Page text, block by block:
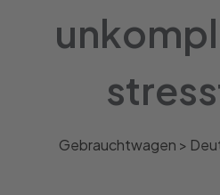
Gebrauchtwagen >